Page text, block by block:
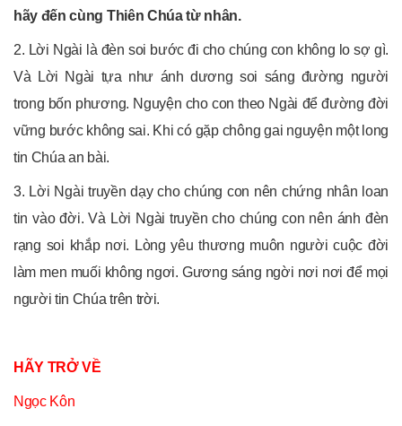
hãy đến cùng Thiên Chúa từ nhân.
2. Lời Ngài là đèn soi bước đi cho chúng con không lo sợ gì.
Và Lời Ngài tựa như ánh dương soi sáng đường người
trong bốn phương. Nguyện cho con theo Ngài để đường đời
vững bước không sai. Khi có gặp chông gai nguyện một long
tin Chúa an bài.
3. Lời Ngài truyền dạy cho chúng con nên chứng nhân loan
tin vào đời. Và Lời Ngài truyền cho chúng con nên ánh đèn
rạng soi khắp nơi. Lòng yêu thương muôn người cuộc đời
làm men muối không ngơi. Gương sáng ngời nơi nơi để mọi
người tin Chúa trên trời.
HÃY TRỞ VỀ
Ngọc Kôn